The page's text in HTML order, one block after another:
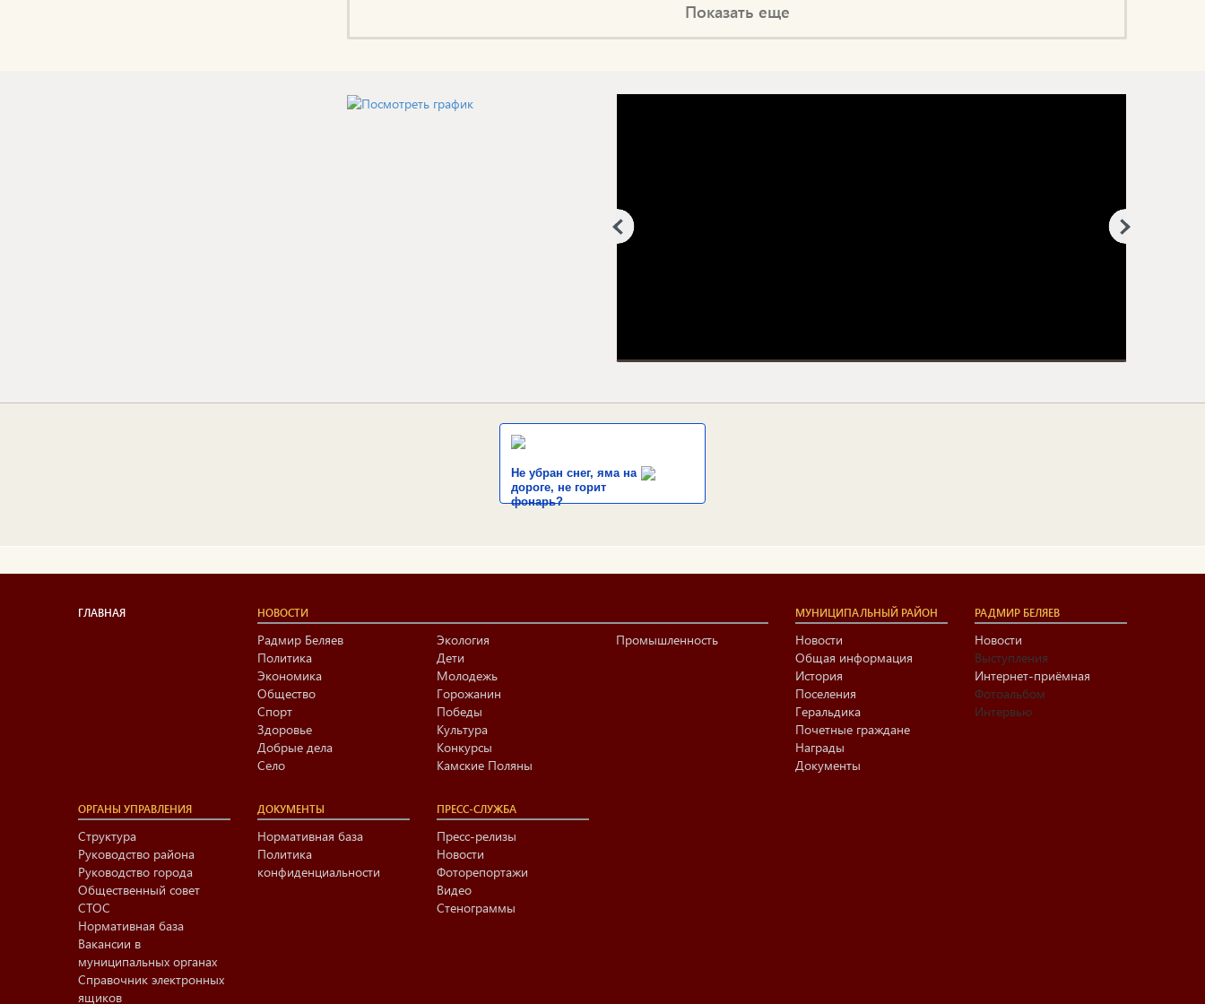
Показать еще
Не убран снег, яма на
дороге, не горит
фонарь?
ГЛАВНАЯ НОВОСТИ
Радмир Беляев
Политика
Экономика
Общество
Спорт
Здоровье
Добрые дела
Село
Экология
Дети
Молодежь
Горожанин
Победы
Культура
Конкурсы
Камские Поляны
Промышленность
МУНИЦИПАЛЬНЫЙ РАЙОН
Новости
Общая информация
История
Поселения
Геральдика
Почетные граждане
Награды
Документы
РАДМИР БЕЛЯЕВ
Новости
Выступления
Интернет-приёмная
Фотоальбом
Интервью
ОРГАНЫ УПРАВЛЕНИЯ
Структура
Руководство района
Руководство города
Общественный совет
СТОС
Нормативная база
Вакансии в
муниципальных органах
Справочник электронных
ящиков
ДОКУМЕНТЫ
Нормативная база
Политика
конфиденциальности
ПРЕСС-СЛУЖБА
Пресс-релизы
Новости
Фоторепортажи
Видео
Стенограммы